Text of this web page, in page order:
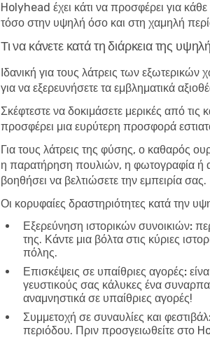
Holyhead έχει κάτι να προσφέρει για
τόσο στην υψηλή όσο και στη χαμηλή
Τι να κάνετε κατά τη διάρκεια της
Ιδανική για τους λάτρεις των
για να εξερευνήσετε τα εμβληματικά
Σκέφτεστε να δοκιμάσετε μερικές από
προσφέρει μια ευρύτερη προσφορά
Για τους λάτρεις της φύσης, ο καθαρός
η παρατήρηση πουλιών, η φωτογραφία ή
βοηθήσει να βελτιώσετε την εμπειρία σας.
Οι κορυφαίες δραστηριότητες κατά την
Εξερεύνηση ιστορικών συνοικιών:
της. Κάντε μια βόλτα στις κύριες
πόλης.
Επισκέψεις σε υπαίθριες αγορές:
γευστικούς σας κάλυκες ένα
αναμνηστικά σε υπαίθριες αγορές!
Συμμετοχή σε συναυλίες και
περιόδου. Πριν προσγειωθείτε στο